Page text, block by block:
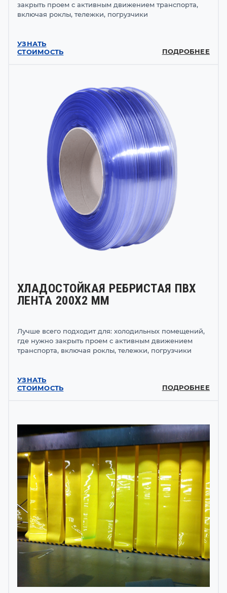
закрыть проем с активным движением транспорта,
включая роклы, тележки, погрузчики
УЗНАТЬ
СТОИМОСТЬ
ПОДРОБНЕЕ
ХЛАДОСТОЙКАЯ РЕБРИСТАЯ ПВХ
ЛЕНТА 200Х2 ММ
Лучше всего подходит для: холодильных помещений,
где нужно закрыть проем с активным движением
транспорта, включая роклы, тележки, погрузчики
УЗНАТЬ
СТОИМОСТЬ
ПОДРОБНЕЕ